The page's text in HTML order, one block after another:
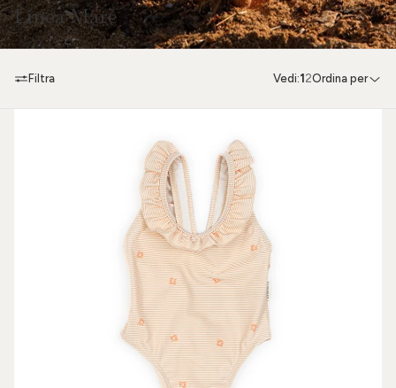
Linea Mare
Filtra Vedi:1 2Ordina per